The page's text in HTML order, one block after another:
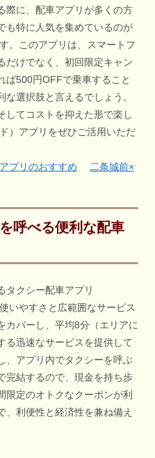
際に、配車アプリが多くの方
も特に人気を集めているのが
。このアプリは、スマートフ
だけでなく、初回限定キャン
ば500円OFFで乗車すること
選択肢と言えるでしょう。
してコストを抑えた形で楽し
）アプリをぜひご活用いただ
プリのおすすめ
二条城前×
呼べる便利な配車
タクシー配車アプリ
いやすさと広範囲なサービス
カバーし、平均8分（エリアに
る迅速なサービスを提供して
、アプリ内でタクシーを呼ぶ
完結するので、現金を持ち歩
限定のオトクなクーポンが利
、利便性と経済性を兼ね備え